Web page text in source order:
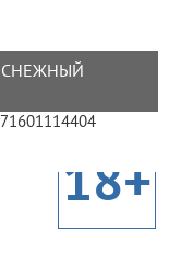
СНЕЖНЫЙ
18+